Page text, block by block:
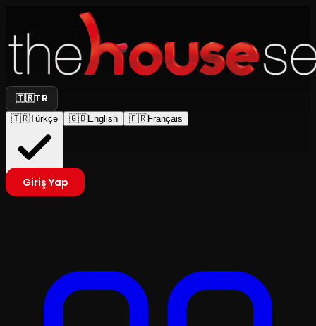
🇹🇷TR
🇹🇷Türkçe 🇬🇧English 🇫🇷Français
Giriş Yap